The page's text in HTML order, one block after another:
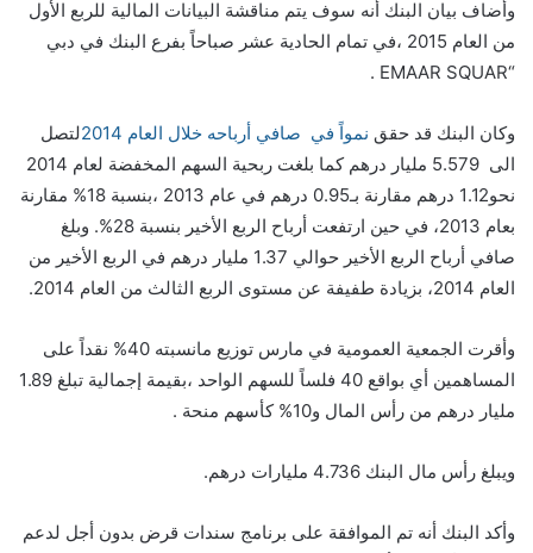
وأضاف بيان البنك أنه سوف يتم مناقشة البيانات المالية للربع الأول
من العام 2015 ،في تمام الحادية عشر صباحاً بفرع البنك في دبي
“EMAAR SQUAR .
وكان البنك قد حقق نمواً في صافي أرباحه خلال العام 2014
لتصل
الى 5.579 مليار درهم كما بلغت ربحية السهم المخفضة لعام 2014
نحو1.12 درهم مقارنة بـ0.95 درهم في عام 2013 ،بنسبة 18% مقارنة
بعام 2013، في حين ارتفعت أرباح الربع الأخير بنسبة 28%. وبلغ
صافي أرباح الربع الأخير حوالي 1.37 مليار درهم في الربع الأخير من
العام 2014، بزيادة طفيفة عن مستوى الربع الثالث من العام 2014.
وأقرت الجمعية العمومية في مارس توزيع مانسبته 40% نقداً على
المساهمين أي بواقع 40 فلساً للسهم الواحد ،بقيمة إجمالية تبلغ 1.89
مليار درهم من رأس المال و10% كأسهم منحة .
ويبلغ رأس مال البنك 4.736 مليارات درهم.
وأكد البنك أنه تم الموافقة على برنامج سندات قرض بدون أجل لدعم